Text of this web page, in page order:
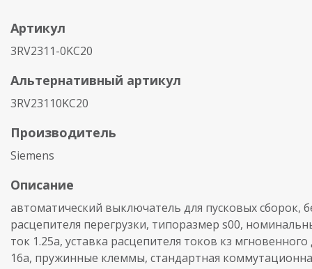
Артикул
3RV2311-0KC20
Альтернативный артикул
3RV23110KC20
Производитель
Siemens
Описание
автоматический выключатель для пусковых сборок,
расцепителя перегрузки, типоразмер s00,
ток 1.25a, уставка расцепителя токов кз мгновенного
16a, пружинные клеммы, стандартная